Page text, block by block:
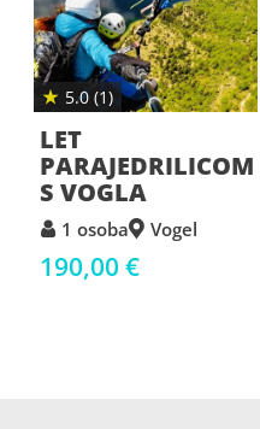
★ 5.0 (1)
LET
PARAJEDRILICOM
S VOGLA
1 osoba Vogel
190,00 €